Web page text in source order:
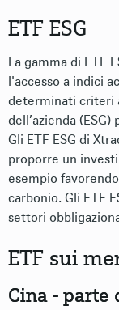
ETF ESG
La gamma di ETF
l'accesso a indici
determinati criteri
dell’azienda
Gli ETF ESG di
proporre un
esempio
carbonio. Gli ETF
settori
ETF sui
Cina - parte